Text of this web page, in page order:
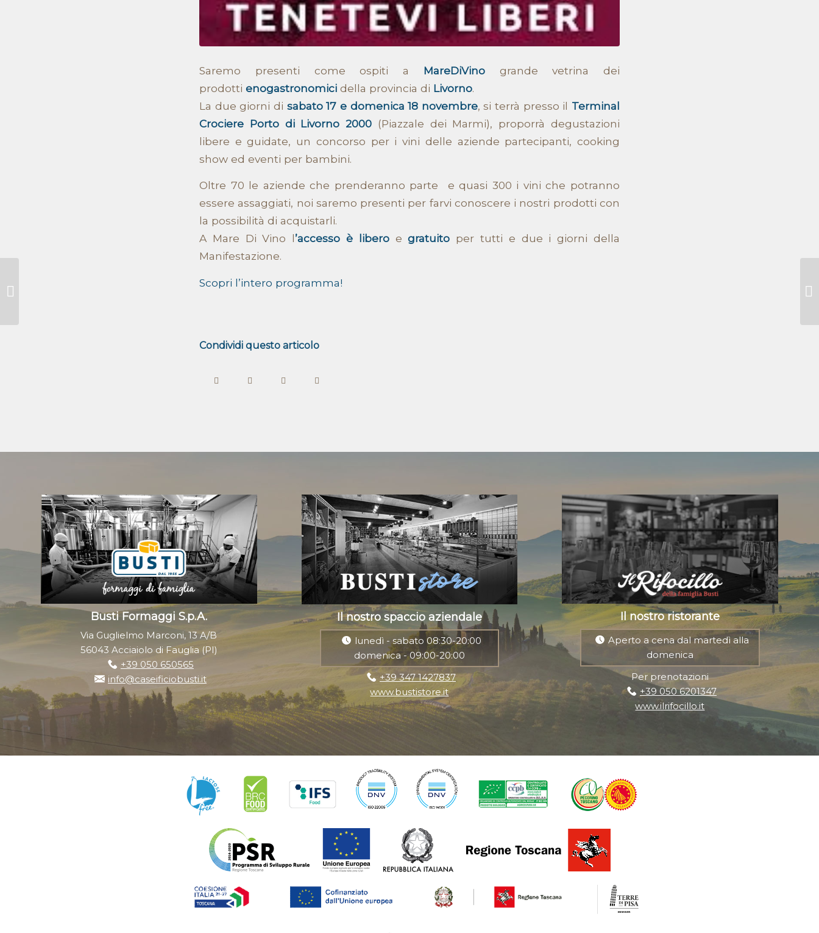
Saremo presenti come ospiti a MareDiVinogrande vetrina dei
prodotti enogastronomici della provincia di Livorno.
La due giorni di sabato 17 e domenica 18 novembre, si terrà presso il Terminal
Crociere Porto di Livorno 2000 (Piazzale dei Marmi), proporrà degustazioni
libere e guidate, un concorso per i vini delle aziende partecipanti, cooking
show ed eventi per bambini.
Oltre 70 le aziende che prenderanno parte e quasi 300 i vini che potranno
essere assaggiati, noi saremo presenti per farvi conoscere i nostri prodotti con
la possibilità di acquistarli.
A Mare Di Vino l’accesso è liberoegratuito per tutti e due i giorni della
Manifestazione.
Scopri l’intero programma!
Condividi questo articolo
Busti Formaggi S.p.A.
Via Guglielmo Marconi, 13 A/B
56043 Acciaiolo di Fauglia (PI)
+39 050 650565
info@caseificiobusti.it
Il nostro spaccio aziendale
lunedì - sabato 08:30-20:00
domenica - 09:00-20:00
+39 347 1427837
www.bustistore.it
Il nostro ristorante
Aperto a cena dal martedì alla
domenica
Per prenotazioni
+39 050 6201347
www.ilrifocillo.it